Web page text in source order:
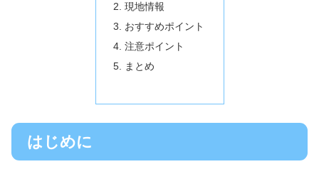
現地情報
おすすめポイント
注意ポイント
まとめ
はじめに